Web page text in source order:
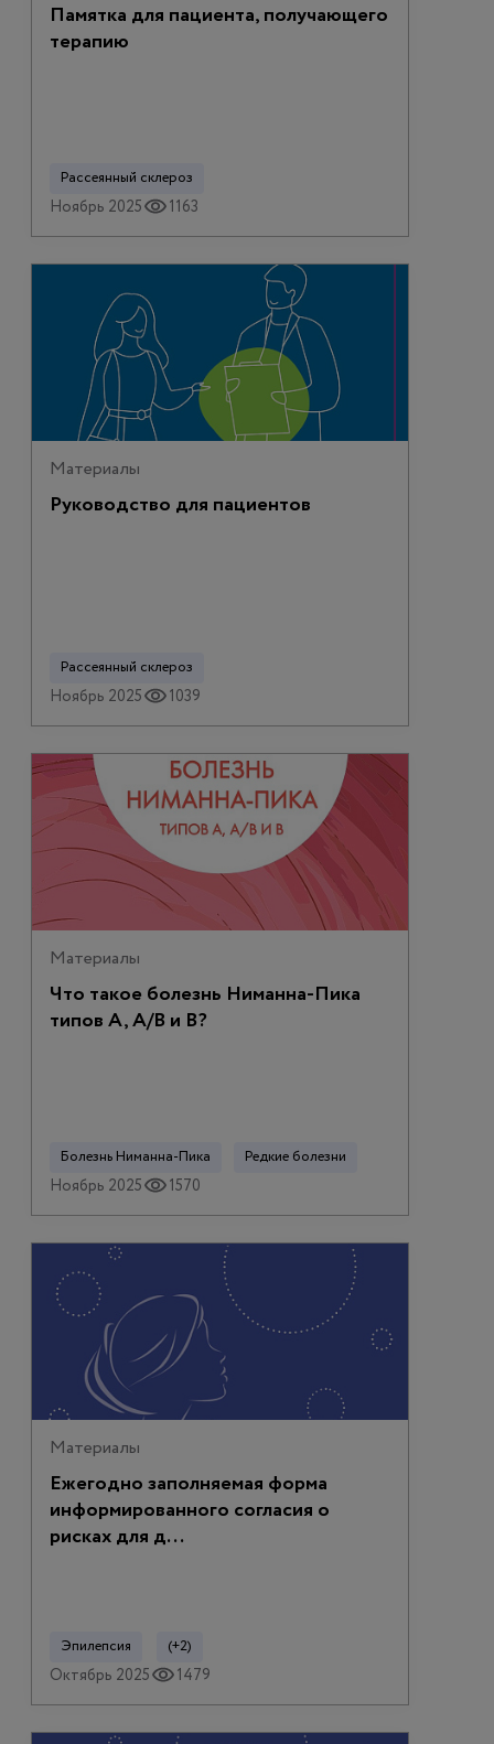
Памятка для пациента, получающего
терапию
Рассеянный склероз
Ноябрь 2025 1163
Материалы
Руководство для пациентов
Рассеянный склероз
Ноябрь 2025 1039
Материалы
Что такое болезнь Ниманна-Пика
типов А, А/В и В?
Болезнь Ниманна-Пика Редкие болезни
Ноябрь 2025 1570
Материалы
Ежегодно заполняемая форма
информированного согласия о
рисках для д...
Эпилепсия (+2)
Октябрь 2025 1479